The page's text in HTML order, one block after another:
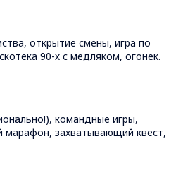
открытие смены, игра по
90-х с медляком, огонек.
командные игры,
марафон, захватывающий квест,